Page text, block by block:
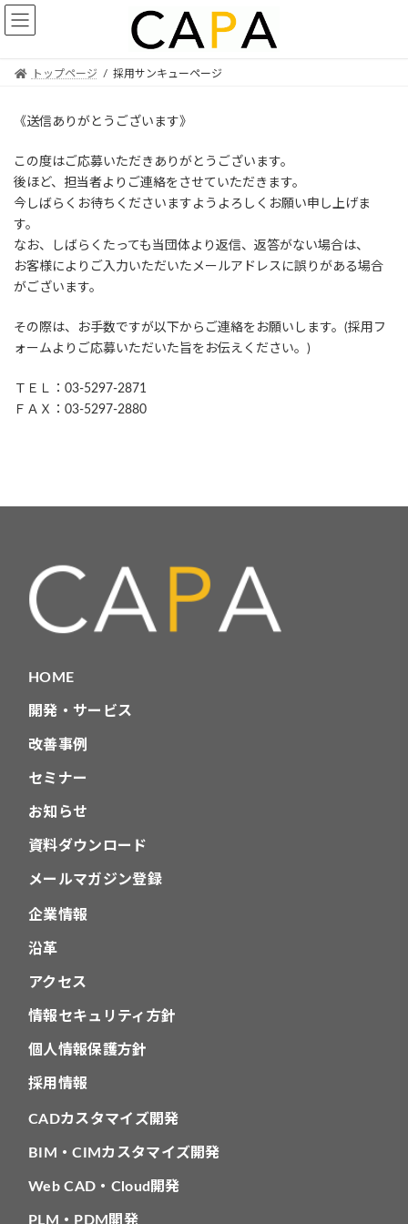
Skip
the
Skip
the
トップページ 採用サンキューページ
《送信ありがとうございます》
この度はご応募いただきありがとうございます。
後ほど、担当者よりご連絡をさせていただきます。
今しばらくお待ちくださいますようよろしくお願い申し上げま
す。
なお、しばらくたっても当団体より返信、返答がない場合は、
お客様によりご入力いただいたメールアドレスに誤りがある場合
がございます。
その際は、お手数ですが以下からご連絡をお願いします。(採用フ
ォームよりご応募いただいた旨をお伝えください。)
ＴＥＬ：03-5297-2871
ＦＡＸ：03-5297-2880
HOME
開発・サービス
改善事例
セミナー
お知らせ
資料ダウンロード
メールマガジン登録
企業情報
沿革
アクセス
情報セキュリティ方針
個人情報保護方針
採用情報
CADカスタマイズ開発
BIM・CIMカスタマイズ開発
Web CAD・Cloud開発
PLM・PDM開発